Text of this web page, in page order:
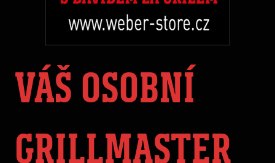
VÁŠ OSOBNÍ
GRILLMASTER